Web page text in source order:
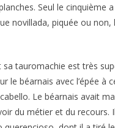
Seul le cinquième
novillada, piquée ou non,
tauromachie est très
le béarnais avec l’épée à
Le béarnais avait
du métier et du recours.